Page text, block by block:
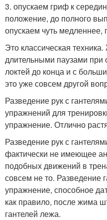
3. опускаем гриф к
положение, до полного
опускаем чуть
Это классическая
длительными паузами при
локтей до конца и с
это уже совсем другой
Разведение рук с
упражнений для
упражнение. Отлично
Разведение рук с
фактически не имеющее
подобных движений в
совсем не то. Разведение
упражнение, способное
как правило, после жима
гантелей лежа.